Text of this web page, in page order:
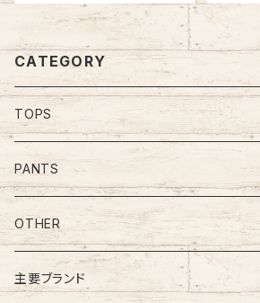
SA レト
CATEGORY
TOPS
Tee
S/L Tee
Polo Shirt
Shirt
PANTS
Jeans/Denim
Work Pants
OTHER
主要ブランド